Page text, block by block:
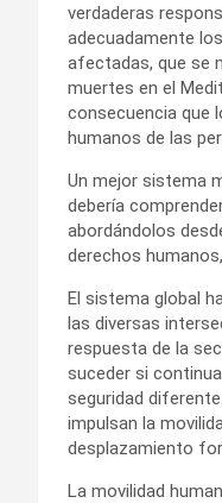
verdaderas
adecuadamente
afectadas, que se
muertes en el
consecuencia que
humanos de las
Un mejor sistema
debería
abordándolos
derechos
El sistema global
las diversas
respuesta de la
suceder si
seguridad
impulsan la
desplazamiento
La movilidad